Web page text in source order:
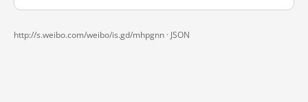
http://s.weibo.com/weibo/is.gd/mhpgnn · JSON